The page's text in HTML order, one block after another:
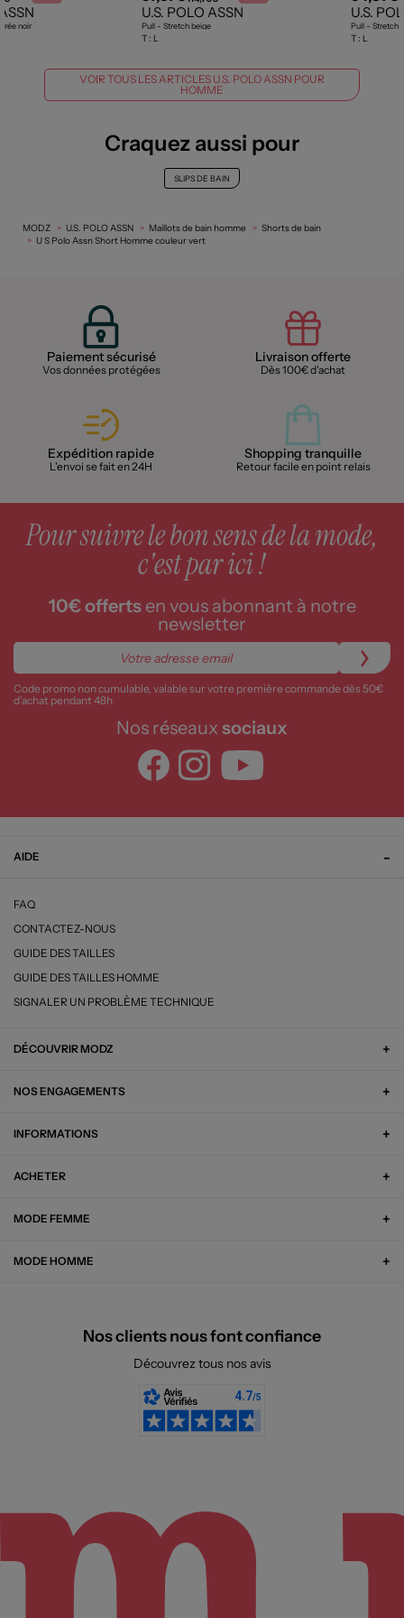
noir
U.S. POLO ASSN
Pull - Stretch beige
T : L
U.S.
Pull - Stretch
T : L
VOIR TOUS LES ARTICLES U.S. POLO ASSN POUR
HOMME
Craquez aussi pour
SLIPS DE BAIN
MODZ U.S. POLO ASSN Maillots de bain homme
Shorts de bain
U S Polo Assn Short Homme couleur vert
Paiement sécurisé
Vos données protégées
Livraison offerte
Dès 100€ d'achat
Expédition rapide
L'envoi se fait en 24H
Shopping tranquille
Retour facile en point relais
Pour suivre le bon sens de la mode,
c'est par ici !
10€ offertsen vous abonnant à notre
newsletter
Code promo non cumulable, valable sur votre première commande dès 50€
d’achat pendant 48h
Nos réseaux sociaux
AIDE
FAQ
CONTACTEZ-NOUS
GUIDE DES TAILLES
GUIDE DES TAILLES HOMME
SIGNALER UN PROBLÈME TECHNIQUE
DÉCOUVRIR MODZ
NOS ENGAGEMENTS
INFORMATIONS
ACHETER
MODE FEMME
MODE HOMME
Nos clients nous font confiance
Découvrez tous nos avis